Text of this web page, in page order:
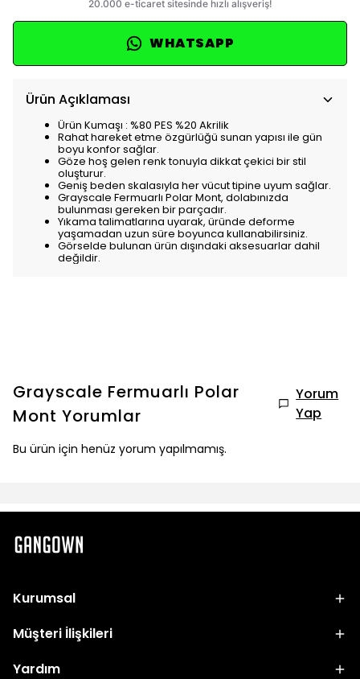
WHATSAPP
Ürün Açıklaması
Ürün Kumaşı : %80 PES %20 Akrilik
Rahat hareket etme özgürlüğü sunan yapısı ile gün
boyu konfor sağlar.
Göze hoş gelen renk tonuyla dikkat çekici bir stil
oluşturur.
Geniş beden skalasıyla her vücut tipine uyum sağlar.
Grayscale Fermuarlı Polar Mont, dolabınızda
bulunması gereken bir parçadır.
Yıkama talimatlarına uyarak, üründe deforme
yaşamadan uzun süre boyunca kullanabilirsiniz.
Görselde bulunan ürün dışındaki aksesuarlar dahil
değildir.
Grayscale Fermuarlı Polar
Mont Yorumlar
Yorum
Yap
Bu ürün için henüz yorum yapılmamış.
Kurumsal
Müşteri İlişkileri
Yardım